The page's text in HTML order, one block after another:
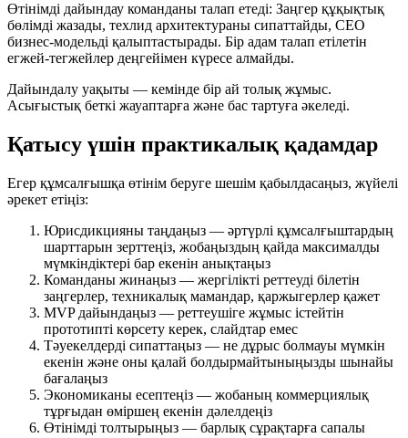
Өтінімді дайындау команданы талап етеді: Заңгер құқықтық
бөлімді жазады, техлид архитектураны сипаттайды, CEO
бизнес-модельді қалыптастырады. Бір адам талап етілетін
егжей-тегжейлер деңгейімен күресе алмайды.
Дайындалу уақыты — кемінде бір ай толық жұмыс.
Асығыстық беткі жауаптарға және бас тартуға әкеледі.
Қатысу үшін практикалық қадамдар
Егер құмсалғышқа өтінім беруге шешім қабылдасаңыз, жүйелі
әрекет етіңіз:
Юрисдикцияны таңдаңыз — әртүрлі құмсалғыштардың
шарттарын зерттеңіз, жобаңыздың қайда максималды
мүмкіндіктері бар екенін анықтаңыз
Команданы жинаңыз — жергілікті реттеуді білетін
заңгерлер, техникалық мамандар, қаржыгерлер қажет
MVP дайындаңыз — реттеушіге жұмыс істейтін
прототипті көрсету керек, слайдтар емес
Тәуекелдерді сипаттаңыз — не дұрыс болмауы мүмкін
екенін және оны қалай болдырмайтыныңызды шынайы
бағалаңыз
Экономиканы есептеңіз — жобаның коммерциялық
тұрғыдан өміршең екенін дәлелдеңіз
Өтінімді толтырыңыз — барлық сұрақтарға сапалы